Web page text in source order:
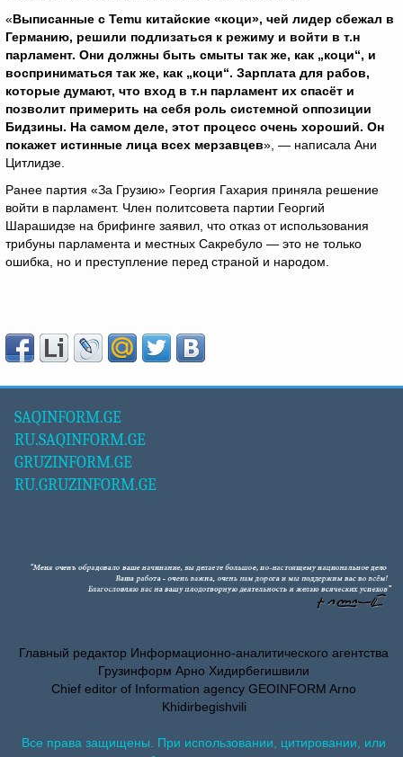
«Выписанные с Temu китайские «коци», чей лидер сбежал в
Германию, решили подлизаться к режиму и войти в т.н
парламент. Они должны быть смыты так же, как „коци“, и
восприниматься так же, как „коци“. Зарплата для рабов,
которые думают, что вход в т.н парламент их спасёт и
позволит примерить на себя роль системной оппозиции
Бидзины. На самом деле, этот процесс очень хороший. Он
покажет истинные лица всех мерзавцев», — написала Ани
Цитлидзе.
Ранее партия «За Грузию» Георгия Гахария приняла решение
войти в парламент. Член политсовета партии Георгий
Шарашидзе на брифинге заявил, что отказ от использования
трибуны парламента и местных Сакребуло — это не только
ошибка, но и преступление перед страной и народом.
SAQINFORM.GE
RU.SAQINFORM.GE
GRUZINFORM.GE
RU.GRUZINFORM.GE
Главный редактор Информационно-аналитического агентства
Грузинформ Арно Хидирбегишвили
Chief editor of Information agency GEOINFORM Arno
Khidirbegishvili
Все права защищены. При использовании, цитировании, или